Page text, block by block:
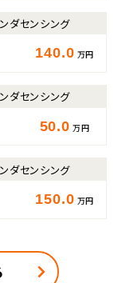
ダセンシング
140.0 万円
ダセンシング
50.0 万円
ダセンシング
150.0 万円